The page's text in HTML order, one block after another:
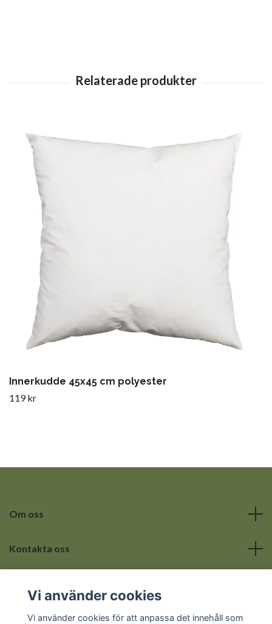
Innerkudde 45x45 cm polyester
119 kr
Om oss
Kontakta oss
Sociala medier
Vi använder cookies
Vi använder cookies för att anpassa det innehåll som